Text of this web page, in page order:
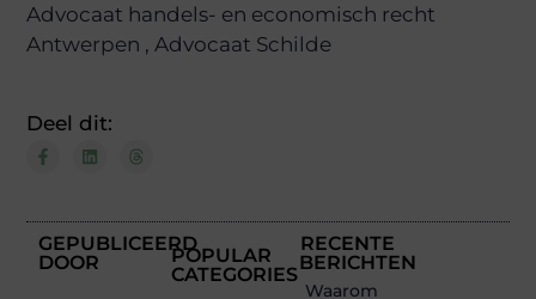
Advocaat handels- en economisch recht
Antwerpen , Advocaat Schilde
Deel dit:
GEPUBLICEERD
DOOR
POPULAR
CATEGORIES
RECENTE
BERICHTEN
Waarom